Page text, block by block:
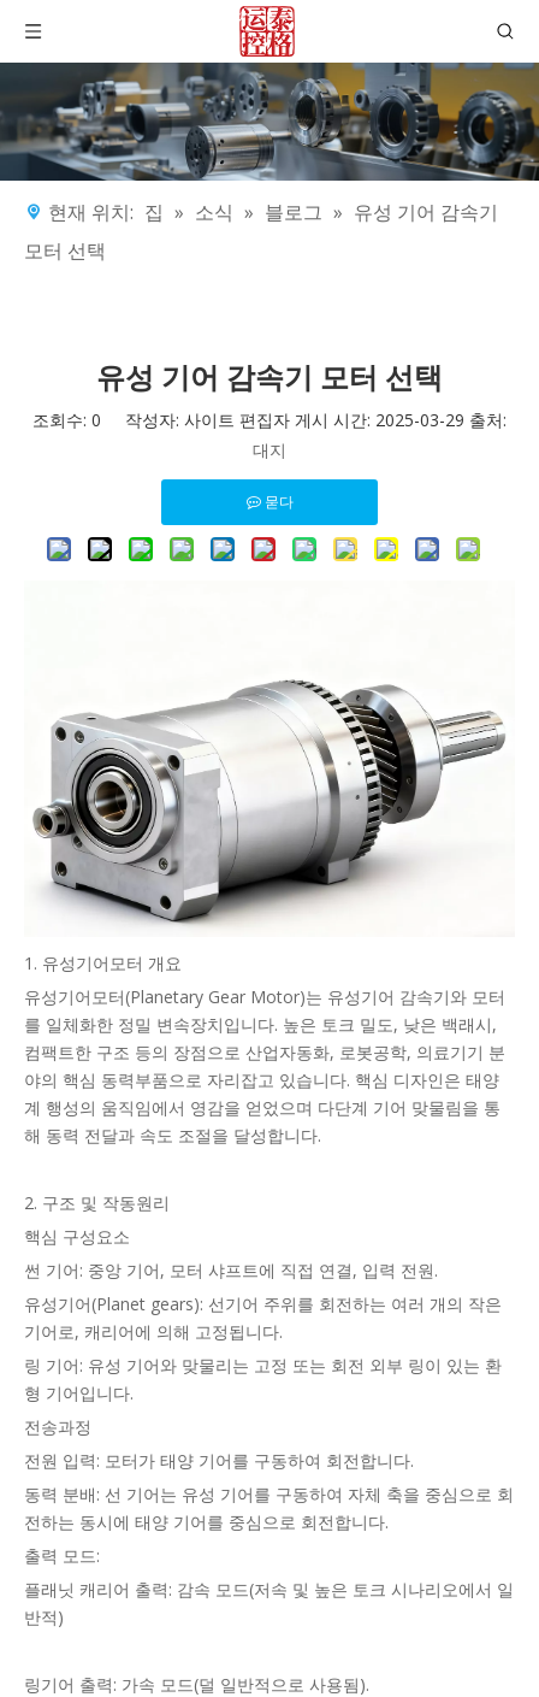
현재 위치: 집 » 소식 » 블로그 » 유성 기어 감속기
모터 선택
유성 기어 감속기 모터 선택
조회수: 0 작성자: 사이트 편집자 게시 시간: 2025-03-29 출처:
대지
묻다
1. 유성기어모터 개요
유성기어모터(Planetary Gear Motor)는 유성기어 감속기와 모터
를 일체화한 정밀 변속장치입니다. 높은 토크 밀도, 낮은 백래시,
컴팩트한 구조 등의 장점으로 산업자동화, 로봇공학, 의료기기 분
야의 핵심 동력부품으로 자리잡고 있습니다. 핵심 디자인은 태양
계 행성의 움직임에서 영감을 얻었으며 다단계 기어 맞물림을 통
해 동력 전달과 속도 조절을 달성합니다.
2. 구조 및 작동원리
핵심 구성요소
썬 기어: 중앙 기어, 모터 샤프트에 직접 연결, 입력 전원.
유성기어(Planet gears): 선기어 주위를 회전하는 여러 개의 작은
기어로, 캐리어에 의해 고정됩니다.
링 기어: 유성 기어와 맞물리는 고정 또는 회전 외부 링이 있는 환
형 기어입니다.
전송과정
전원 입력: 모터가 태양 기어를 구동하여 회전합니다.
동력 분배: 선 기어는 유성 기어를 구동하여 자체 축을 중심으로 회
전하는 동시에 태양 기어를 중심으로 회전합니다.
출력 모드:
플래닛 캐리어 출력: 감속 모드(저속 및 높은 토크 시나리오에서 일
반적)
링기어 출력: 가속 모드(덜 일반적으로 사용됨).